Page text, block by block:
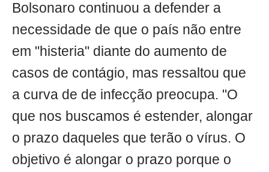
Bolsonaro continuou a defender a
necessidade de que o país não entre
em "histeria" diante do aumento de
casos de contágio, mas ressaltou que
a curva de de infecção preocupa. "O
que nos buscamos é estender, alongar
o prazo daqueles que terão o vírus. O
objetivo é alongar o prazo porque o